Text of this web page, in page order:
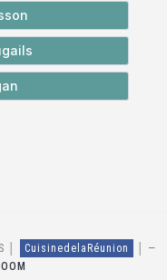
│ CuisinedelaRéunion
—